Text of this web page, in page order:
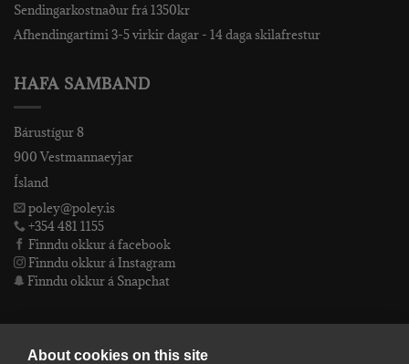
Sendingarkostnaður frá 1350kr
Afhendingartími 3-5 virkir dagar - 14 daga skilafrestur
HAFA SAMBAND
Bárustígur 8
900 Vestmannaeyjar
Ísland
poley@poley.is
+354 481 1155
Finndu okkur á facebook
Finndu okkur á Instagram
Finndu okkur á Snapchat
About cookies on this site